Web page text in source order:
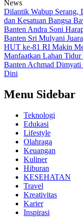
News
Dilantik Wabup Serang,
dan Kesatuan Bangsa
Banten Andra Soni
Banten Sri Mulyani
HUT ke-81 RI Makin
Manfaatkan Lahan
Banten Achmad Dimyati
Dini
Menu Sidebar
Teknologi
Edukasi
Lifestyle
Olahraga
Keuangan
Kuliner
Hiburan
KESEHATAN
Travel
Kreativitas
Karier
Inspirasi